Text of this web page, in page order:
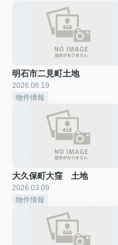
明石市二見町土地
2026.06.19
物件情報
大久保町大窪 土地
2026.03.09
物件情報